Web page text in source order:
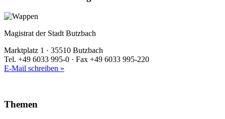
Magistrat der Stadt Butzbach
Marktplatz 1 · 35510 Butzbach
Tel. +49 6033 995-0 · Fax +49 6033 995-220
E-Mail schreiben »
Themen